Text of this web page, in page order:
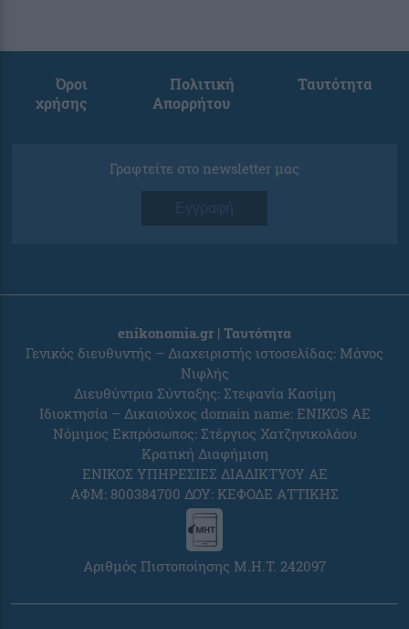
Όροι
χρήσης
Πολιτική
Απορρήτου
Ταυτότητα
Γραφτείτε στο newsletter μας
Εγγραφή
enikonomia.gr | Ταυτότητα
Γενικός διευθυντής – Διαχειριστής ιστοσελίδας: Μάνος
Νιφλής
Διευθύντρια Σύνταξης: Στεφανία Κασίμη
Ιδιοκτησία – Δικαιούχος domain name: ENIKOS AE
Νόμιμος Εκπρόσωπος: Στέργιος Χατζηνικολάου
Κρατική Διαφήμιση
ΕΝΙΚΟΣ ΥΠΗΡΕΣΙΕΣ ΔΙΑΔΙΚΤΥΟΥ ΑΕ
ΑΦΜ: 800384700 ΔΟΥ: ΚΕΦΟΔΕ ΑΤΤΙΚΗΣ
Αριθμός Πιστοποίησης Μ.Η.Τ. 242097